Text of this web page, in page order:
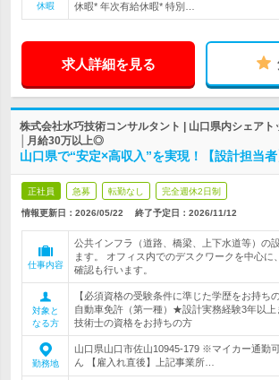
休暇
休暇* 年次有給休暇* 特別…
求人詳細を見る
株式会社水巧技術コンサルタント | 山口県内シェア
│月給30万以上◎
山口県で“安定×高収入”を実現！【設計担当
正社員 急募 転勤なし 完全週休2日制
情報更新日：2026/05/22 終了予定日： 2026/11/12
仕事内容
公共インフラ（道路、橋梁、上下水道等）の
ます。 オフィス内でのデスクワークを中心に
確認も行います。
対象と
なる方
【必須資格の受験条件に準じた学歴をお持ち
自動車免許（第一種）★設計実務経験3年以上
技術士の資格をお持ちの方
勤務地
山口県山口市佐山10945-179 ※マイカー通勤
ん 【雇入れ直後】上記事業所…